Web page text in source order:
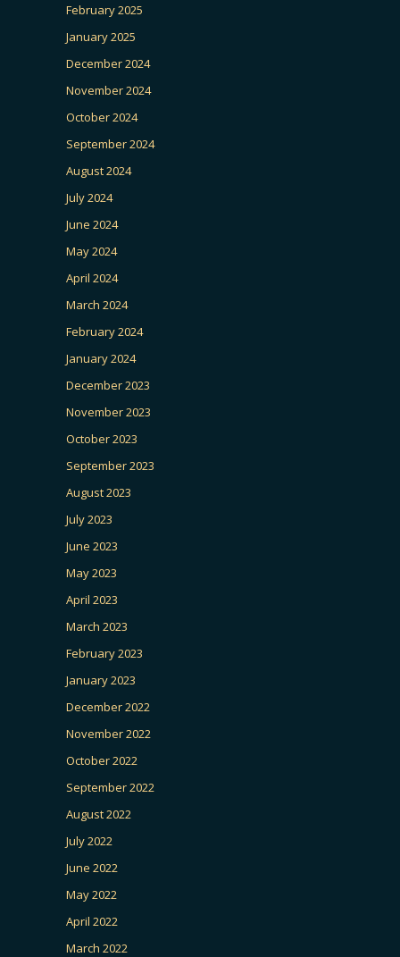
February 2025
January 2025
December 2024
November 2024
October 2024
September 2024
August 2024
July 2024
June 2024
May 2024
April 2024
March 2024
February 2024
January 2024
December 2023
November 2023
October 2023
September 2023
August 2023
July 2023
June 2023
May 2023
April 2023
March 2023
February 2023
January 2023
December 2022
November 2022
October 2022
September 2022
August 2022
July 2022
June 2022
May 2022
April 2022
March 2022